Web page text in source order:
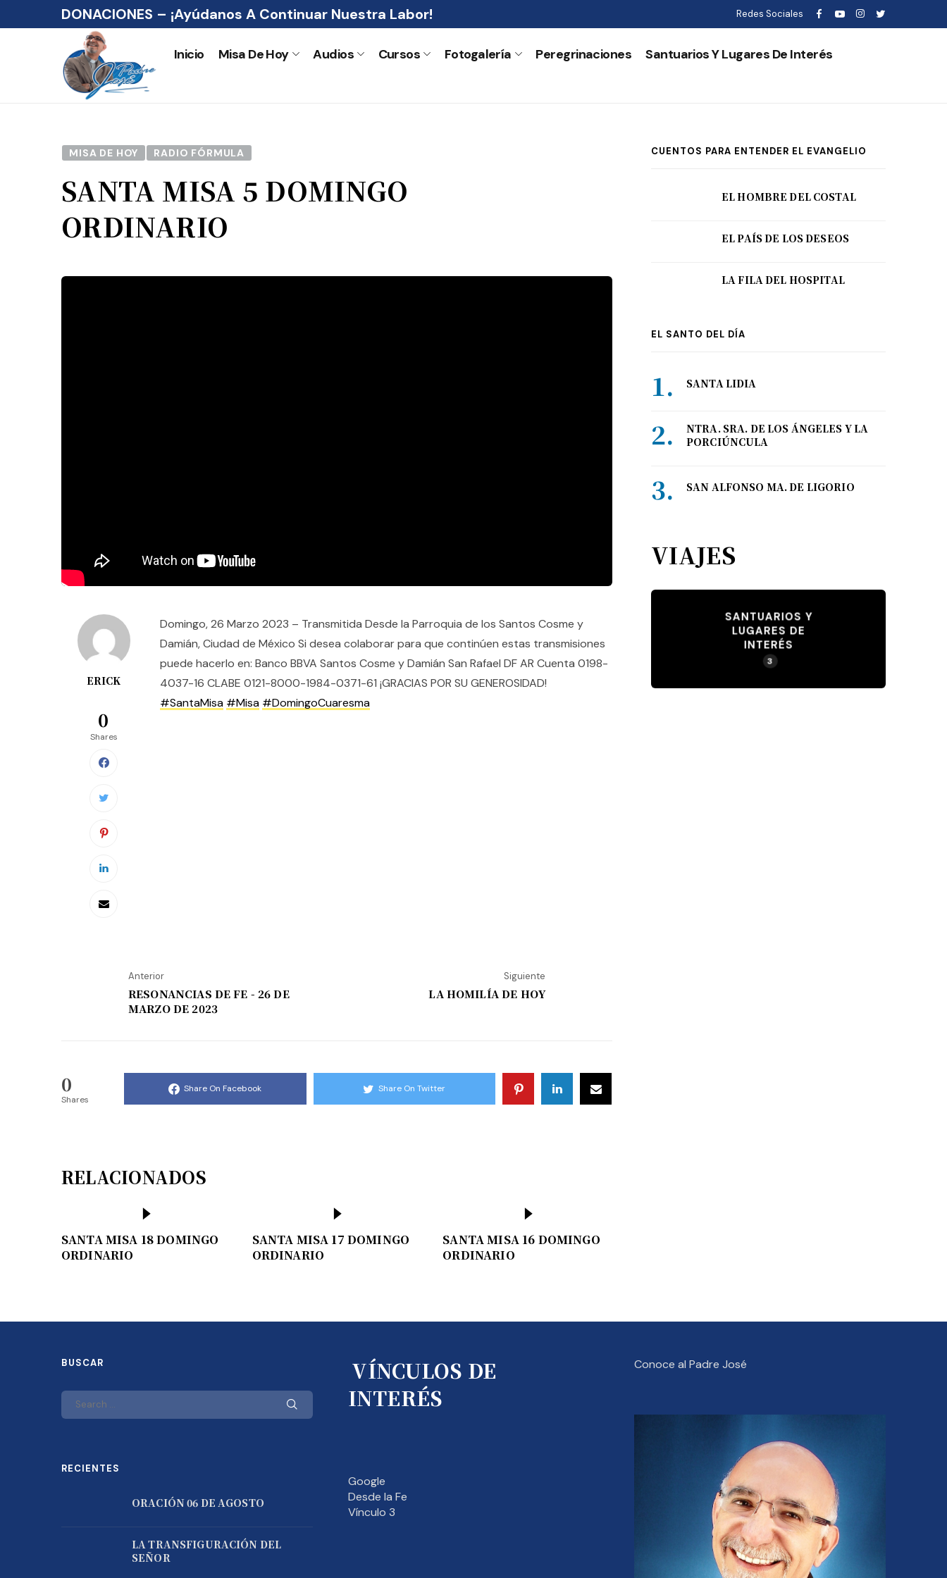
DONACIONES – ¡Ayúdanos A Continuar Nuestra Labor! Redes Sociales
Inicio Misa De Hoy Audios Cursos Fotogalería Peregrinaciones Santuarios Y Lugares De Interés
MISA DE HOY RADIO FÓRMULA
SANTA MISA 5 DOMINGO
ORDINARIO
ERICK
0
Shares
Domingo, 26 Marzo 2023 – Transmitida Desde la Parroquia de los Santos Cosme y
Damián, Ciudad de México Si desea colaborar para que continúen estas transmisiones
puede hacerlo en: Banco BBVA Santos Cosme y Damián San Rafael DF AR Cuenta 0198-
4037-16 CLABE 0121-8000-1984-0371-61 ¡GRACIAS POR SU GENEROSIDAD!
#SantaMisa​ #Misa #DomingoCuaresma
Anterior
RESONANCIAS DE FE - 26 DE
MARZO DE 2023
Siguiente
LA HOMILÍA DE HOY
0
Shares
Share On Facebook Share On Twitter
RELACIONADOS
SANTA MISA 18 DOMINGO
ORDINARIO
SANTA MISA 17 DOMINGO
ORDINARIO
SANTA MISA 16 DOMINGO
ORDINARIO
CUENTOS PARA ENTENDER EL EVANGELIO
EL HOMBRE DEL COSTAL
EL PAÍS DE LOS DESEOS
LA FILA DEL HOSPITAL
EL SANTO DEL DÍA
SANTA LIDIA
NTRA. SRA. DE LOS ÁNGELES Y LA
PORCIÚNCULA
SAN ALFONSO MA. DE LIGORIO
VIAJES
SANTUARIOS Y
LUGARES DE
INTERÉS
3
BUSCAR
RECIENTES
ORACIÓN 06 DE AGOSTO
LA TRANSFIGURACIÓN DEL
SEÑOR
VÍNCULOS DE
INTERÉS
Google
Desde la Fe
Vínculo 3
Conoce al Padre José